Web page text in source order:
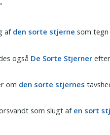
afden sorte stjerne som tegn
også De Sorte Stjerner
om den sorte stjernes
som slugt af en sort